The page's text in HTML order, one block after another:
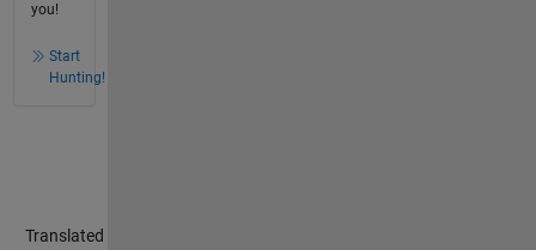
you!
Start
Hunting!
Translated